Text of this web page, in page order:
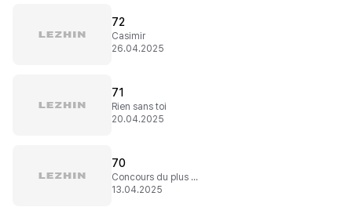
72
Casimir
26.04.2025
71
Rien sans toi
20.04.2025
70
Concours du plus vilain des méchants
13.04.2025